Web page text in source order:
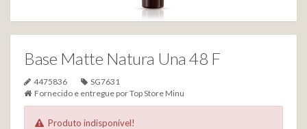
Base Matte Natura Una 48 F
4475836
SG7631
Fornecido e entregue porTop Store Minu
Produto indisponível!